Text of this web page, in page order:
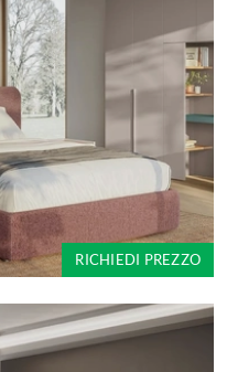
RICHIEDI PREZZO